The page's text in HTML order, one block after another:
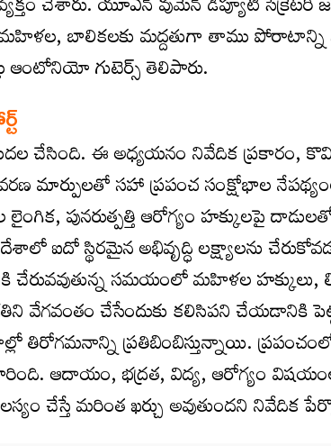
చేశారు. యూఎన్‌ వుమెన్‌ డిప్యూటీ సెక్రెటరీ
మహిళల, బాలికలకు మద్దతుగా తాము పోరాటాన్ని
ఆంటోనియో గుటెర్స్ తెలిపారు.
చేసింది. ఈ అధ్యయనం నివేదిక ప్రకారం,
మార్పులతో సహా ప్రపంచ సంక్షోభాల
పునరుత్పత్తి ఆరోగ్యం హక్కులపై
స్థిరమైన అభివృద్ధి లక్ష్యాలను
సమయంలో మహిళల హక్కులు,
చేసేందుకు కలిసిపని చేయడానికి
తిరోగమనాన్ని ప్రతిబింబిస్తున్నాయి.
ఆదాయం, భద్రత, విద్య, ఆరోగ్యం
చేస్తే మరింత ఖర్చు అవుతుందని నివేదిక